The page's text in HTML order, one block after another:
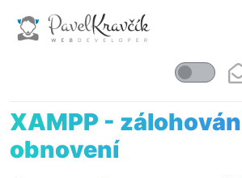
XAMPP -
obnovení